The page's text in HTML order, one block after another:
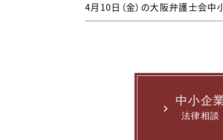
4月10日（金）の大阪弁護士会中
中小企
法律相談